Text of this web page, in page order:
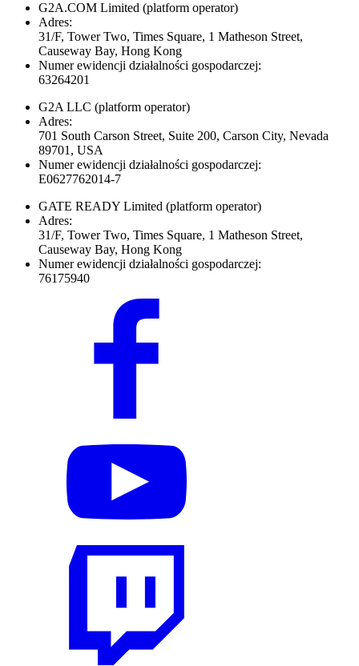
G2A.COM Limited (platform operator)
Adres:
31/F, Tower Two, Times Square, 1 Matheson Street,
Causeway Bay, Hong Kong
Numer ewidencji działalności gospodarczej:
63264201
G2A LLC (platform operator)
Adres:
701 South Carson Street, Suite 200, Carson City, Nevada
89701, USA
Numer ewidencji działalności gospodarczej:
E0627762014-7
GATE READY Limited (platform operator)
Adres:
31/F, Tower Two, Times Square, 1 Matheson Street,
Causeway Bay, Hong Kong
Numer ewidencji działalności gospodarczej:
76175940